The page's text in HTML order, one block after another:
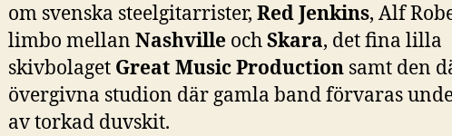
om svenska steelgitarrister, Red Jenkins, Alf
limbo mellan Nashville ochSkara, det fina lilla
skivbolaget Great Music Production samt den
övergivna studion där gamla band förvaras
av torkad duvskit.